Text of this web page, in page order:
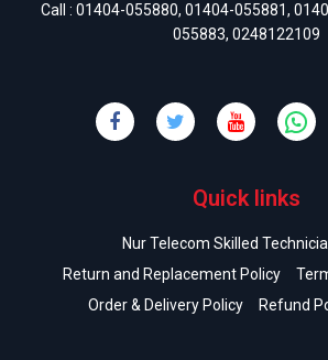
Call : 01404-055880, 01404-055881,
055883, 0248122109
Quick links
Nur Telecom Skilled
Return and Replacement Policy
Order & Delivery Policy
Refund